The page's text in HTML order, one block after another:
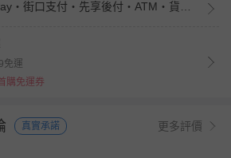
免運
購免運券
真實承諾 更多評價